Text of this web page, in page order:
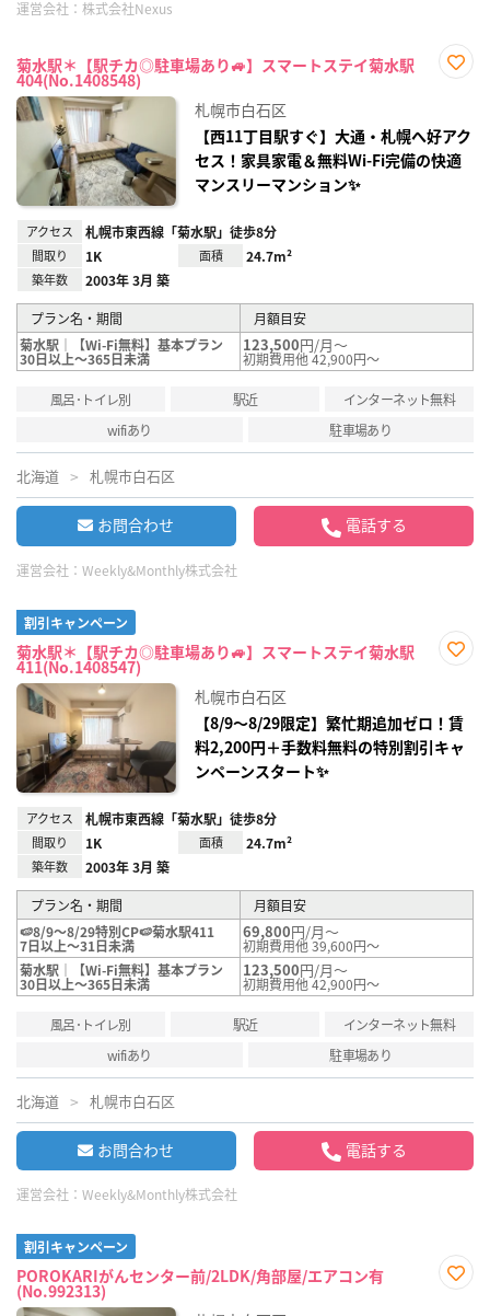
運営会社： 株式会社Nexus
菊水駅＊【駅チカ◎駐車場あり🚙】スマートステイ菊水駅
404(No.1408548)
録
札幌市白石区
【西11丁目駅すぐ】大通・札幌へ好アク
セス！家具家電＆無料Wi-Fi完備の快適
マンスリーマンション✨
アクセス 札幌市東西線「菊水駅」徒歩8分
間取り 1K 面積 24.7m²
築年数 2003年 3月 築
プラン名・期間
月額目安
菊水駅｜【Wi-Fi無料】基本プラン
30日以上～365日未満
123,500円/月～
初期費用他 42,900円～
風呂･トイレ別 駅近
インターネット無料
wifiあり
駐車場あり
北海道 札幌市白石区
お問合わせ 電話する
運営会社： Weekly&Monthly株式会社
割引キャンペーン
菊水駅＊【駅チカ◎駐車場あり🚙】スマートステイ菊水駅
411(No.1408547)
録
札幌市白石区
【8/9～8/29限定】繁忙期追加ゼロ！賃
料2,200円＋手数料無料の特別割引キャ
ンペーンスタート✨
アクセス 札幌市東西線「菊水駅」徒歩8分
間取り 1K 面積 24.7m²
築年数 2003年 3月 築
プラン名・期間
月額目安
🍉8/9～8/29特別CP🍉菊水駅411
7日以上～31日未満
69,800円/月～
初期費用他 39,600円～
菊水駅｜【Wi-Fi無料】基本プラン
30日以上～365日未満
123,500円/月～
初期費用他 42,900円～
風呂･トイレ別 駅近
インターネット無料
wifiあり
駐車場あり
北海道 札幌市白石区
お問合わせ 電話する
運営会社： Weekly&Monthly株式会社
割引キャンペーン
POROKARIがんセンター前/2LDK/角部屋/エアコン有
(No.992313)